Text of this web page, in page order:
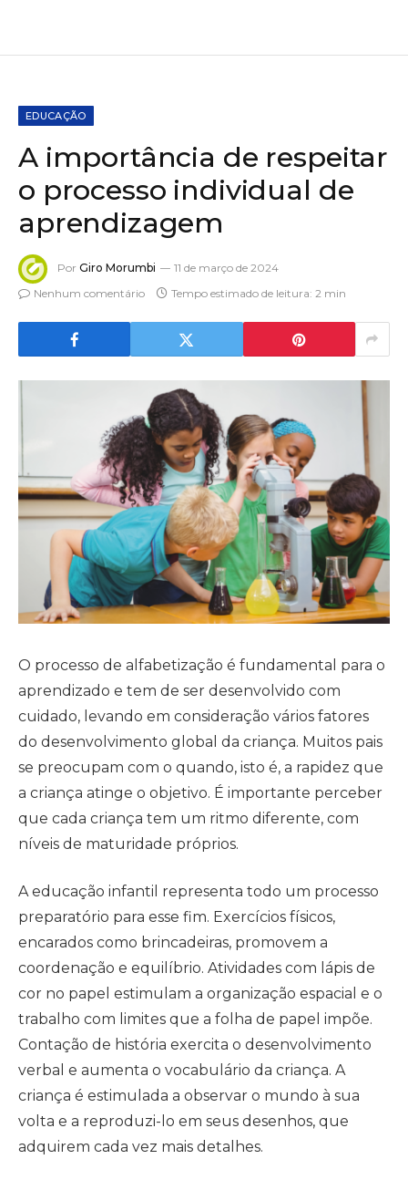
EDUCAÇÃO
A importância de respeitar
o processo individual de
aprendizagem
Por Giro Morumbi
11 de março de 2024
Nenhum comentário
Tempo estimado de leitura: 2 min
O processo de alfabetização é fundamental para o
aprendizado e tem de ser desenvolvido com
cuidado, levando em consideração vários fatores
do desenvolvimento global da criança. Muitos pais
se preocupam com o quando, isto é, a rapidez que
a criança atinge o objetivo. É importante perceber
que cada criança tem um ritmo diferente, com
níveis de maturidade próprios.
A educação infantil representa todo um processo
preparatório para esse fim. Exercícios físicos,
encarados como brincadeiras, promovem a
coordenação e equilíbrio. Atividades com lápis de
cor no papel estimulam a organização espacial e o
trabalho com limites que a folha de papel impõe.
Contação de história exercita o desenvolvimento
verbal e aumenta o vocabulário da criança. A
criança é estimulada a observar o mundo à sua
volta e a reproduzi-lo em seus desenhos, que
adquirem cada vez mais detalhes.